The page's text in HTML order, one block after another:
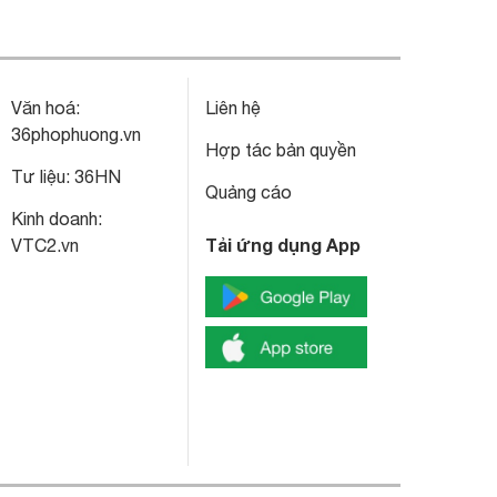
Văn hoá:
36phophuong.vn
Tư liệu: 36HN
Kinh doanh:
VTC2.vn
Liên hệ
Hợp tác bản quyền
Quảng cáo
Tải ứng dụng App